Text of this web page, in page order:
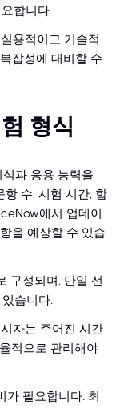
합니다.
용적이고 기술적
잡성에 대비할 수
형식
과 응용 능력을
수, 시험 시간, 합
에서 업데이
을 예상할 수 있습
구성되며, 단일 선
습니다.
자는 주어진 시간
적으로 관리해야
가 필요합니다. 최